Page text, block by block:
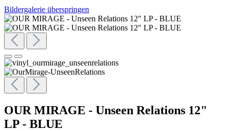
Bildergalerie überspringen
OUR MIRAGE - Unseen Relations 12"
LP - BLUE